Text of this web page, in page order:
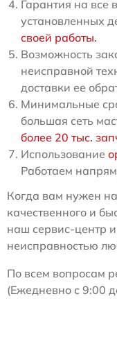
Гарантия на все
установленных
своей работы.
Возможность
неисправной
доставки ее
Минимальные
большая сеть
более 20 тыс.
Использование
Работаем
Когда вам нужен
качественного и
наш сервис-центр
неисправностью
По всем вопросам
(Ежедневно с 9:00